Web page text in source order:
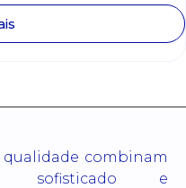
qualidade combinam
sofisticado e